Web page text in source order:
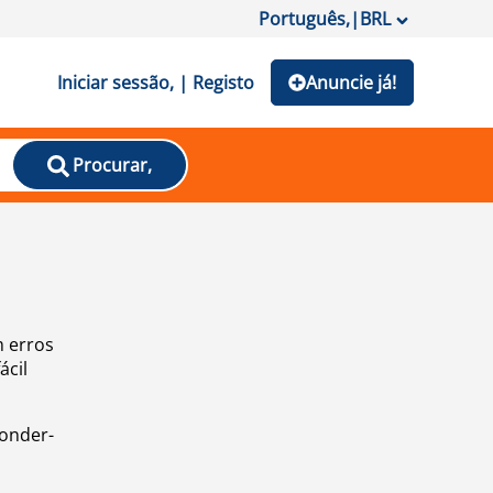
Português,|BRL
Iniciar sessão, | Registo Anuncie já!
Procurar,
erros